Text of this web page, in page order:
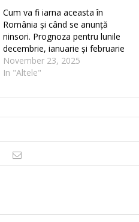
Cum va fi iarna aceasta în
România și când se anunță
ninsori. Prognoza pentru lunile
decembrie, ianuarie și februarie
November 23, 2025
In "Altele"